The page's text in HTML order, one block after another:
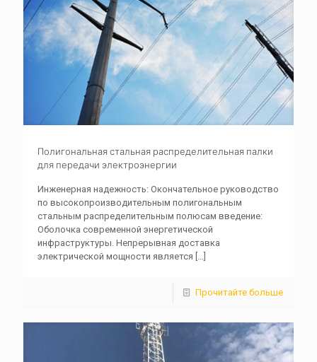
Полигональная стальная распределительная палки
для передачи электроэнергии
Инженерная надежность: Окончательное руководство
по высокопроизводительным полигональным
стальным распределительным полюсам введение:
Оболочка современной энергетической
инфраструктуры. Непрерывная доставка
электрической мощности является [...]
Прочитайте больше